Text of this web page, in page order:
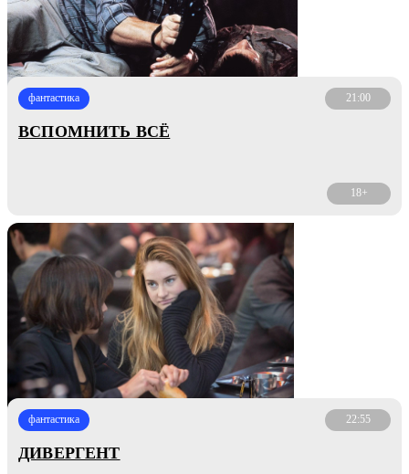
фантастика 21:00
ВСПОМНИТЬ ВСЁ
18+
фантастика 22:55
ДИВЕРГЕНТ